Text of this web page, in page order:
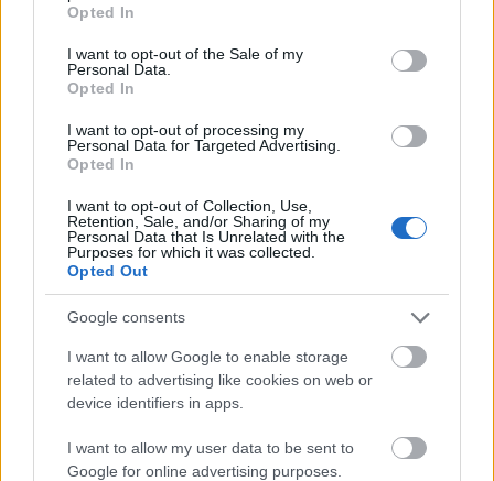
use your data for below specified purposes in below Google
consent section.
Opted In
I want to opt-out of the Sale of my
Personal Data.
Opted In
I want to opt-out of processing my
Personal Data for Targeted Advertising.
Opted In
I want to opt-out of Collection, Use,
Retention, Sale, and/or Sharing of my
Personal Data that Is Unrelated with the
Purposes for which it was collected.
Opted Out
Google consents
I want to allow Google to enable storage
related to advertising like cookies on web or
device identifiers in apps.
I want to allow my user data to be sent to
Google for online advertising purposes.
Prenumerera på vårt nyhetsbrev
Prenumerera
MEST LÄSTA
Succé
träna
avslöj
ar: Så
2
Starta
r ny
gstjän
st:
3
LÖPT
Pyra
midin
4 CYKE
:
VO2